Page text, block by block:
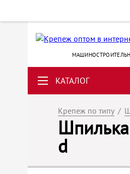
КАТАЛОГ
Крепеж по типу /
d